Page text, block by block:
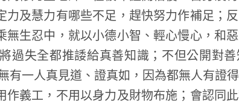
及慧力有哪些不足，趕快努力作補足；
無生忍中，就以小德小智、輕心慢心，和
過失全都推諉給真善知識；不但公開對
有一人真見道、證真如，因為都無人有證
義工，不用以身力及財物布施；會認同